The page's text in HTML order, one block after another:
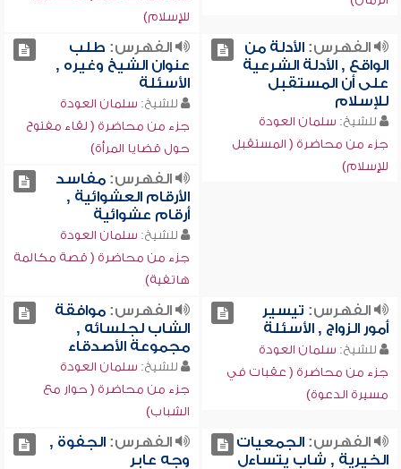
للإسلام)
الفهرس:الأدلة من
الواقع , الأدلة الشرعية
على أن المستقبل
للإسلام
للشيخ: سلمان العودة
جزء من محاضرة ( المستقبل
للإسلام)
الفهرس: طلب
عنوان الشيخ وغيره ,
الأسئلة
للشيخ: سلمان العودة
جزء من محاضرة ( لقاء مفتوح
حول قضايا المرأة)
الفهرس:مفاسد
الأرقام العشوائية ,
أرقام عشوائية
للشيخ: سلمان العودة
جزء من محاضرة ( قصة مكالمة
هاتفية)
الفهرس: تيسير
أمور الزواج , الأسئلة
للشيخ: سلمان العودة
جزء من محاضرة ( عقبات في
مسيرة الدعوة)
الفهرس:موافقة
الشاب لجلسائه ,
مجموعة الأصدقاء
للشيخ: سلمان العودة
جزء من محاضرة ( حوار مع
الشباب)
الفهرس:الجمعيات
الخيرية , شاب يتساءل
الفهرس:الجفوة ,
وجه عابر